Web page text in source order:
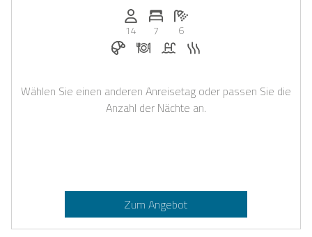
Anzahl der Personen: 14
14
Anzahl der Schlafzimmer: 7
7
Anzahl der Badezimmer: 6
6
Frühstück bei Casapilot buchbar
Abendessen auf Anfrage
Pool
Wählen Sie einen anderen Anreisetag oder passen Sie die
Anzahl der Nächte an.
Zum Angebot